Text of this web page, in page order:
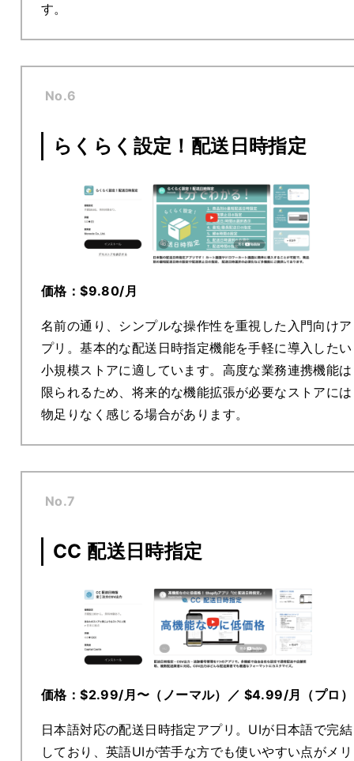
す。
No.6
らくらく設定！配送日時指定
価格：$9.80/月
名前の通り、シンプルな操作性を重視した入門向けア
プリ。基本的な配送日時指定機能を手軽に導入したい
小規模ストアに適しています。高度な業務連携機能は
限られるため、将来的な機能拡張が必要なストアには
物足りなく感じる場合があります。
No.7
CC 配送日時指定
価格：$2.99/月〜（ノーマル）／ $4.99/月（プロ）
日本語対応の配送日時指定アプリ。UIが日本語で完結
しており、英語UIが苦手な方でも使いやすい点がメリ